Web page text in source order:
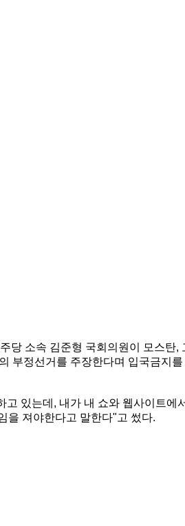
당 소속 김준형 국회의원이 모스탄,
부정선거를 주장한다며 입국금지를
고 있는데, 내가 내 쇼와 웹사이트에
을 져야한다고 말한다"고 썼다.